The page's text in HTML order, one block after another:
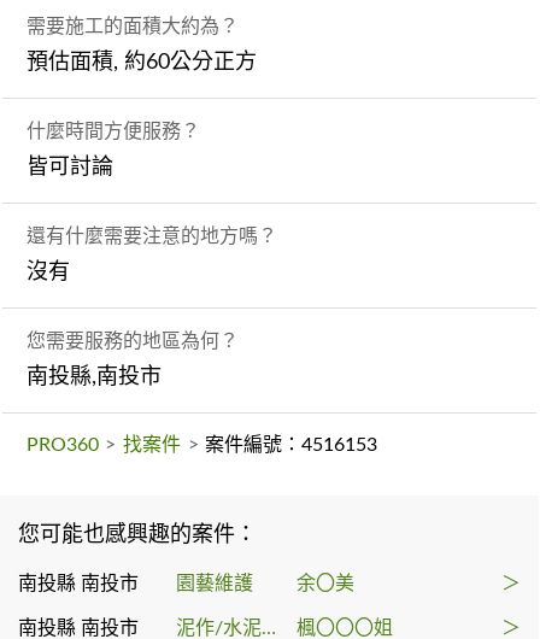
需要施工的面積大約為？
預估面積, 約60公分正方
什麼時間方便服務？
皆可討論
還有什麼需要注意的地方嗎？
沒有
您需要服務的地區為何？
南投縣,南投市
PRO360 > 找案件 > 案件編號：4516153
您可能也感興趣的案件：
南投縣 南投市 園藝維護 余〇美 ＞
南投縣 南投市 泥作/水泥施工 楓〇〇〇姐 ＞